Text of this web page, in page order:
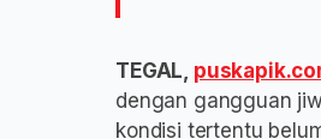
TEGAL,
dengan gangguan
kondisi tertentu